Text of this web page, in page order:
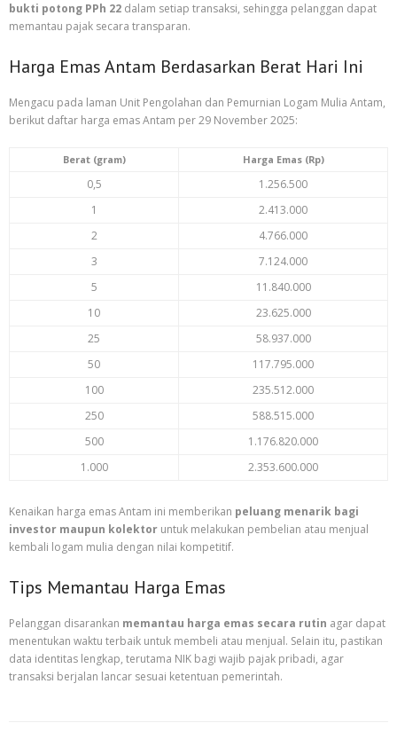
bukti potong PPh 22 dalam setiap transaksi, sehingga pelanggan dapat
memantau pajak secara transparan.
Harga Emas Antam Berdasarkan Berat Hari Ini
Mengacu pada laman Unit Pengolahan dan Pemurnian Logam Mulia Antam,
berikut daftar harga emas Antam per 29 November 2025:
Berat (gram) Harga Emas (Rp)
0,5
1.256.500
1
2.413.000
2
4.766.000
3
7.124.000
5
11.840.000
10
23.625.000
25
58.937.000
50
117.795.000
100
235.512.000
250
588.515.000
500
1.176.820.000
1.000
2.353.600.000
Kenaikan harga emas Antam ini memberikan peluang menarik bagi
investor maupun kolektor untuk melakukan pembelian atau menjual
kembali logam mulia dengan nilai kompetitif.
Tips Memantau Harga Emas
Pelanggan disarankan memantau harga emas secara rutin agar dapat
menentukan waktu terbaik untuk membeli atau menjual. Selain itu, pastikan
data identitas lengkap, terutama NIK bagi wajib pajak pribadi, agar
transaksi berjalan lancar sesuai ketentuan pemerintah.